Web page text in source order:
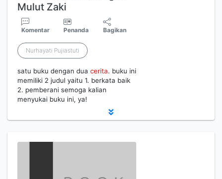
Mulut Zaki
Komentar Penanda Bagikan
Nurhayati Pujiastuti
satu buku dengan dua cerita. buku ini
memiliki 2 judul yaitu 1. berkata baik
2. pemberani semoga kalian
menyukai buku ini, ya!